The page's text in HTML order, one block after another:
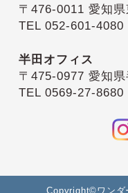
〒476-0011 愛知
TEL 052-601-
半田オフィス
〒475-0977 愛
TEL 0569-27-
Copyright©ワンダ